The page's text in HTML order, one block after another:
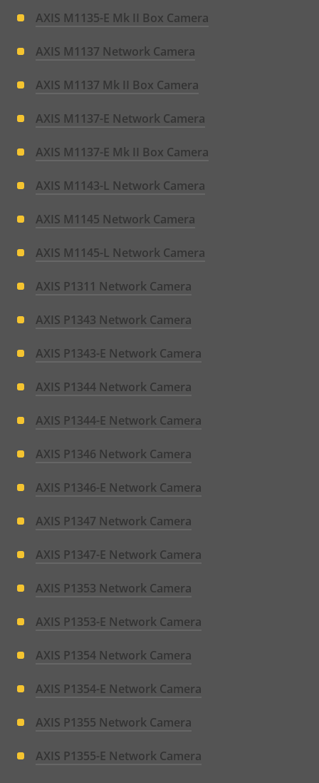
AXIS M1135-E Mk II Box Camera
AXIS M1137 Network Camera
AXIS M1137 Mk II Box Camera
AXIS M1137-E Network Camera
AXIS M1137-E Mk II Box Camera
AXIS M1143-L Network Camera
AXIS M1145 Network Camera
AXIS M1145-L Network Camera
AXIS P1311 Network Camera
AXIS P1343 Network Camera
AXIS P1343-E Network Camera
AXIS P1344 Network Camera
AXIS P1344-E Network Camera
AXIS P1346 Network Camera
AXIS P1346-E Network Camera
AXIS P1347 Network Camera
AXIS P1347-E Network Camera
AXIS P1353 Network Camera
AXIS P1353-E Network Camera
AXIS P1354 Network Camera
AXIS P1354-E Network Camera
AXIS P1355 Network Camera
AXIS P1355-E Network Camera